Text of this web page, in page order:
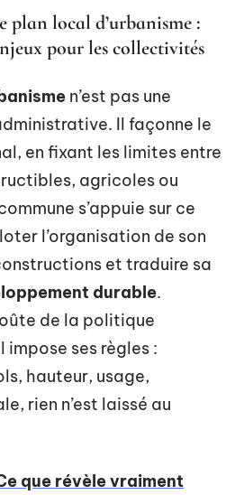
plan local d’urbanisme :
pour les collectivités
n’est pas une
Il façonne le
en fixant les limites entre
agricoles ou
s’appuie sur ce
l’organisation de son
et traduire sa
durable.
de la politique
impose ses règles :
hauteur, usage,
rien n’est laissé au
que révèle vraiment